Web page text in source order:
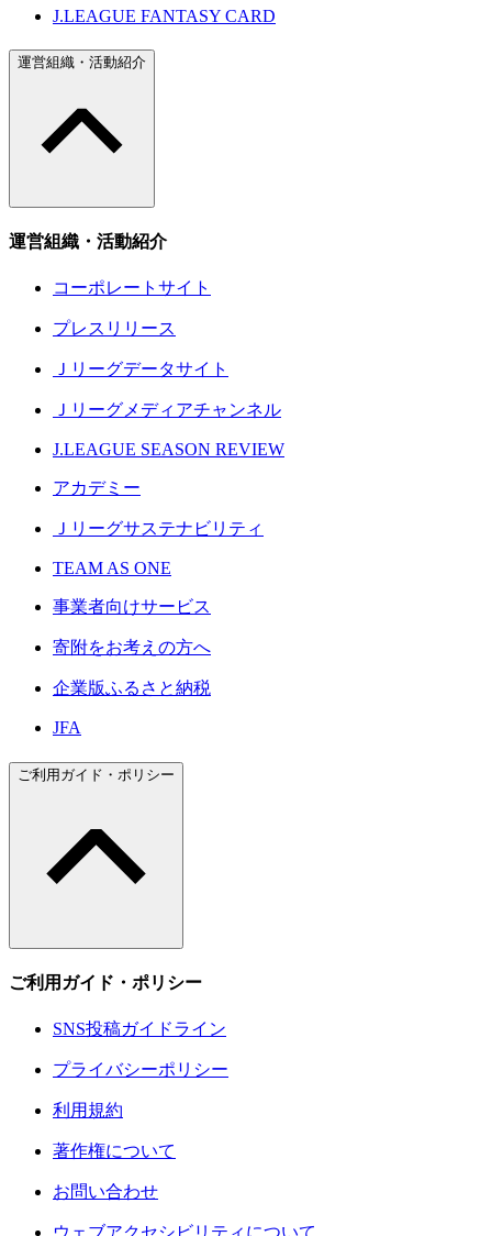
J.LEAGUE FANTASY CARD
運営組織・活動紹介
運営組織・活動紹介
コーポレートサイト
プレスリリース
Ｊリーグデータサイト
Ｊリーグメディアチャンネル
J.LEAGUE SEASON REVIEW
アカデミー
Ｊリーグサステナビリティ
TEAM AS ONE
事業者向けサービス
寄附をお考えの方へ
企業版ふるさと納税
JFA
ご利用ガイド・ポリシー
ご利用ガイド・ポリシー
SNS投稿ガイドライン
プライバシーポリシー
利用規約
著作権について
お問い合わせ